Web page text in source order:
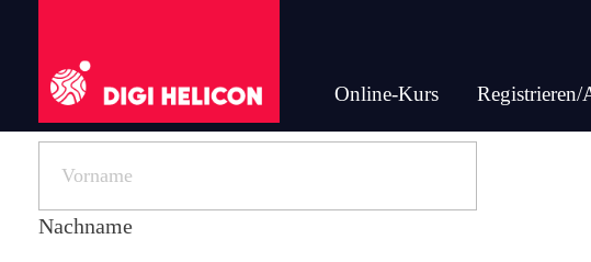
DIGI HELICON
Online-Kurs Registrieren/
Vorname
Nachname